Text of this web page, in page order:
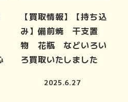
【買取情報】【持ち込
み】備前焼 干支置
物 花瓶 などいろい
ろ買取いたしました
2025.6.27